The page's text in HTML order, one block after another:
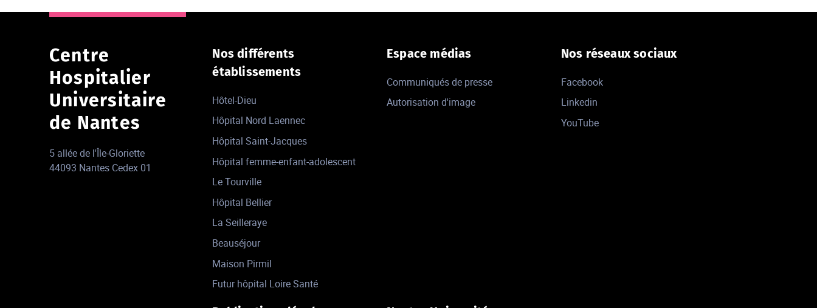
Centre
Hospitalier
Universitaire
de Nantes
5 allée de l'Île-Gloriette
44093 Nantes Cedex 01
Nos différents
établissements
Hôtel-Dieu
Hôpital Nord Laennec
Hôpital Saint-Jacques
Hôpital femme-enfant-adolescent
Le Tourville
Hôpital Bellier
La Seilleraye
Beauséjour
Maison Pirmil
Futur hôpital Loire Santé
Espace médias
Communiqués de presse
Autorisation d'image
Nos réseaux sociaux
Facebook
Linkedin
YouTube